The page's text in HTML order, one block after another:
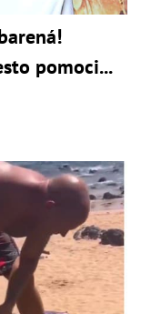
pomoci...